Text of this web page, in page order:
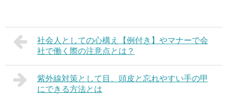
社会人としての心構え【例付き】やマナーで会
社で働く際の注意点とは？
紫外線対策として目、頭皮と忘れやすい手の甲
にできる方法とは